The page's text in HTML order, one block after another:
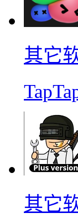
其它
其它